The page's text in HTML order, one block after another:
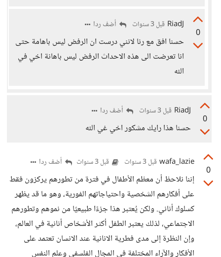
0
RiadJ قبل 3 سنوات أضف ردا
حسنا افق مع رنا لانني درست ان الرفض ليس باهامة حتى
انا تعرضت الى هذه الاحداث الرفض ليس باهانة اخي في
الله
0
RiadJ قبل 3 سنوات أضف ردا
حسنا هذا رايك مشكور اخي غي الله
0
wafa_lazie قبل 3 سنوات قبل 3 سنوات أضف ردا
إننا نلاحظ أن معظم الأطفال في فترة من تطورهم يركزون فقط
على أفكارهم الشخصية واحتياجاتهم الفورية، وهو ما قد يظهر
كسلوك أناني. ولكن يُعتبر هذا جزءًا طبيعيًا من نموهم وتطورهم
الاجتماعي، لذلك يعتبر الطفل أكثر الأشخاص أنانية في العالم،
وإن النظرة إلى مدى فطرية الانانية عند الانسان تعتمد على
الأفكار والآراء المختلفة في المجال الفلسفي وعلم النفس